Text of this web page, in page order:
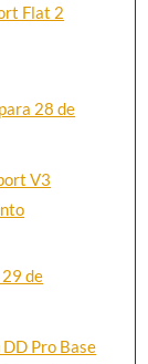
Flat 2
28 de
V3
de
Pro Base